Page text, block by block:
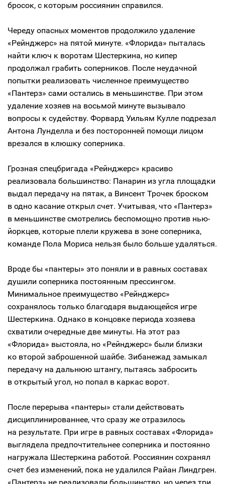
бросок, с которым россиянин справился.
Череду опасных моментов продолжило удаление
«Рейнджерс» на пятой минуте. «Флорида» пыталась
найти ключ к воротам Шестеркина, но кипер
продолжал грабить соперников. После неудачной
попытки реализовать численное преимущество
«Пантерз» сами остались в меньшинстве. При этом
удаление хозяев на восьмой минуте вызывало
вопросы к судейству. Форвард Уильям Кулле подрезал
Антона Лунделла и без посторонней помощи лицом
врезался в клюшку соперника.
Грозная спецбригада «Рейнджерс» красиво
реализовала большинство: Панарин из угла площадки
выдал передачу на пятак, а Винсент Трочек броском
в одно касание открыл счет. Учитывая, что «Пантерз»
в меньшинстве смотрелись беспомощно против нью-
йоркцев, которые плели кружева в зоне соперника,
команде Пола Мориса нельзя было больше удаляться.
Вроде бы «пантеры» это поняли и в равных составах
душили соперника постоянным прессингом.
Минимальное преимущество «Рейнджерс»
сохранялось только благодаря выдающейся игре
Шестеркина. Однако в концовке периода хозяева
схватили очередные две минуты. На этот раз
«Флорида» выстояла, но «Рейнджерс» были близки
ко второй заброшенной шайбе. Зибанежад замыкал
передачу на дальнюю штангу, пытаясь забросить
в открытый угол, но попал в каркас ворот.
После перерыва «пантеры» стали действовать
дисциплинированнее, что сразу же отразилось
на результате. При игре в равных составах «Флорида»
выглядела предпочтительнее соперника и постоянно
нагружала Шестеркина работой. Россиянин сохранял
счет без изменений, пока не удалился Райан Линдгрен.